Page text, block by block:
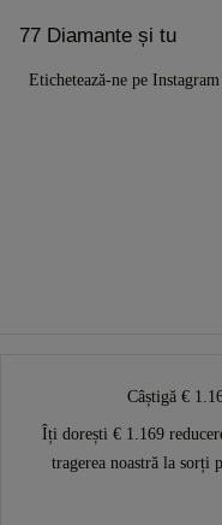
77 Diamante și tu
Etichetează-ne pe
Câștigă €
Îți dorești € 1.169
tragerea noastră la sorți